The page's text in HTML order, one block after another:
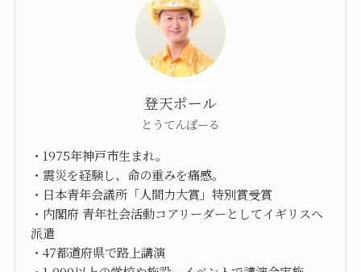
登天ポール
とうてんぽーる
・1975年神戸市生まれ。
・震災を経験し、命の重みを痛感。
・日本青年会議所「人間力大賞」特別賞受賞
・内閣府 青年社会活動コアリーダーとしてイギリスへ
派遣
・47都道府県で路上講演